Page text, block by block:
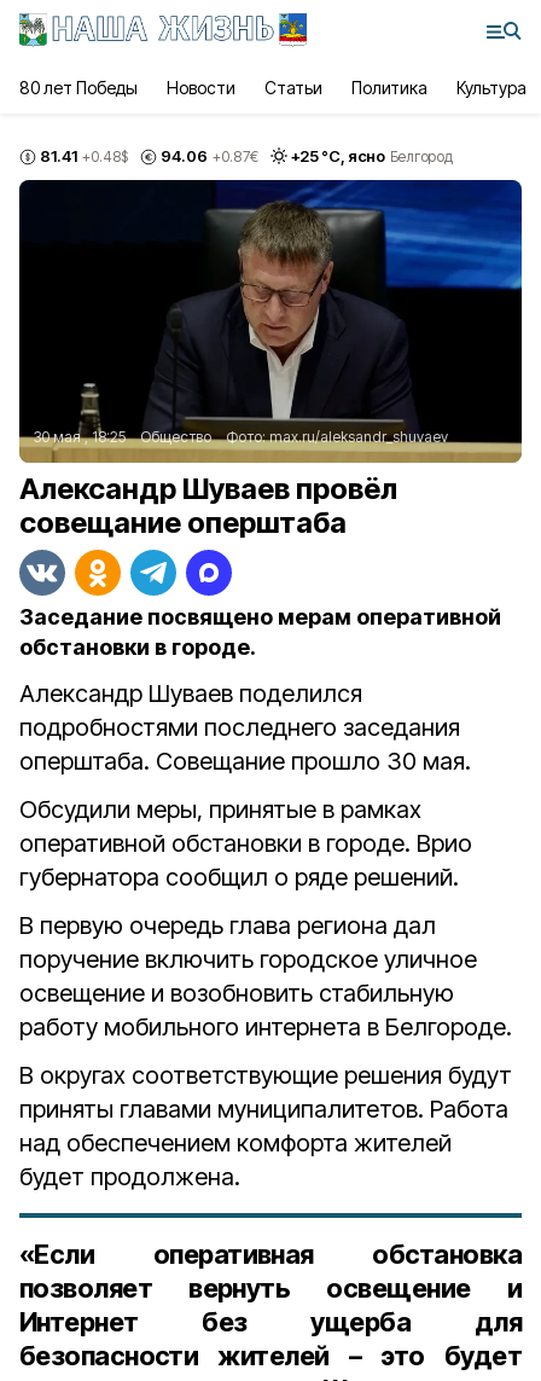
80 лет Победы Новости Статьи Политика Культура
81.41 +0.48$ 94.06 +0.87€ +25°С, ясно Белгород
30 мая , 18:25 Общество Фото:max.ru/aleksandr_shuvaev
Александр Шуваев провёл
совещание оперштаба
Заседание посвящено мерам оперативной
обстановки в городе.
Александр Шуваев поделился
подробностями последнего заседания
оперштаба. Совещание прошло 30 мая.
Обсудили меры, принятые в рамках
оперативной обстановки в городе. Врио
губернатора сообщил о ряде решений.
В первую очередь глава региона дал
поручение включить городское уличное
освещение и возобновить стабильную
работу мобильного интернета в Белгороде.
В округах соответствующие решения будут
приняты главами муниципалитетов. Работа
над обеспечением комфорта жителей
будет продолжена.
«Если оперативная обстановка
позволяет вернуть освещение и
Интернет без ущерба для
безопасности жителей – это будет